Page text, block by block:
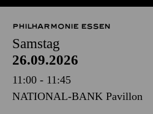
PHILHARMONIE ESSEN
Samstag
26.09.2026
11:00 - 11:45
NATIONAL-BANK Pavillon